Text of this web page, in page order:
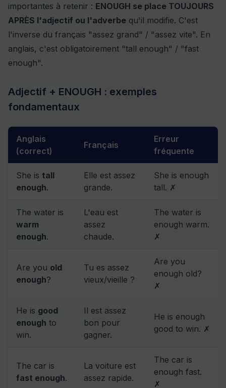
importantes à retenir : ENOUGH se place TOUJOURS
APRÈS l'adjectif ou l'adverbe qu'il modifie. C'est
l'inverse du français "assez grand" / "assez vite". En
anglais, c'est obligatoirement "tall enough" / "fast
enough".
Adjectif + ENOUGH : exemples
fondamentaux
Anglais
(correct)
Français
Erreur
fréquente
She is tall
enough.
Elle est assez
grande.
She is enough
tall. ✗
The water is
warm
enough.
L'eau est
assez
chaude.
The water is
enough warm.
✗
Are you old
enough?
Tu es assez
vieux/vieille ?
Are you
enough old?
✗
He is good
enough to
win.
Il est assez
bon pour
gagner.
He is enough
good to win. ✗
The car is
fast enough.
La voiture est
assez rapide.
The car is
enough fast.
✗